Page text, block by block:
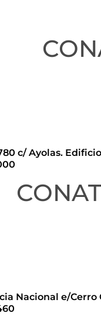
c/ Ayolas.
Nacional e/Cerro